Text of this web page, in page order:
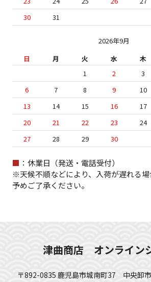
30
31
2026年9月
日
月 火 水 木
1
2 3
6
7 8 9 10
13
14 15 16 17
20
21 22 23 24
27
28 29 30
■ ：休業日（発送・電話受付）
※天候不順などにより、入荷が遅れる場
予めご了承ください。
津曲商店 オンライン
〒892-0835 鹿児島市城南町37 中央卸